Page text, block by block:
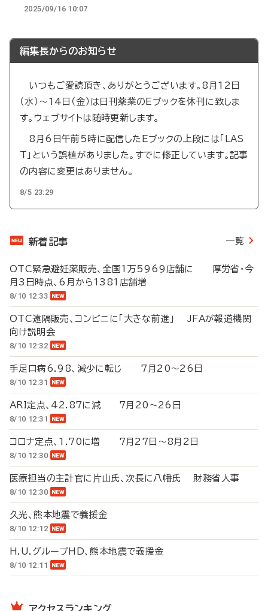
2025/09/16 10:07
編集長からのお知らせ
いつもご愛読頂き、ありがとうございます。8月12日
（水）～14日（金）は日刊薬業のEブックを休刊に致しま
す。ウェブサイトは随時更新します。
8月6日午前5時に配信したEブックの上段には「LAS
T」という誤植がありました。すでに修正しています。記事
の内容に変更はありません。
8/5 23:29
新着記事 一覧
OTC緊急避妊薬販売、全国1万5969店舗に 厚労省・今
月3日時点、6月から1381店舗増
8/10 12:33
OTC遠隔販売、コンビニに「大きな前進」 JFAが報道機関
向け説明会
8/10 12:32
手足口病6.98、減少に転じ 7月20～26日
8/10 12:31
ARI定点、42.87に減 7月20～26日
8/10 12:31
コロナ定点、1.70に増 7月27日～8月2日
8/10 12:30
医療担当の主計官に片山氏、次長に八幡氏 財務省人事
8/10 12:30
久光、熊本地震で義援金
8/10 12:12
H.U.グループHD、熊本地震で義援金
8/10 12:11
アクセスランキング